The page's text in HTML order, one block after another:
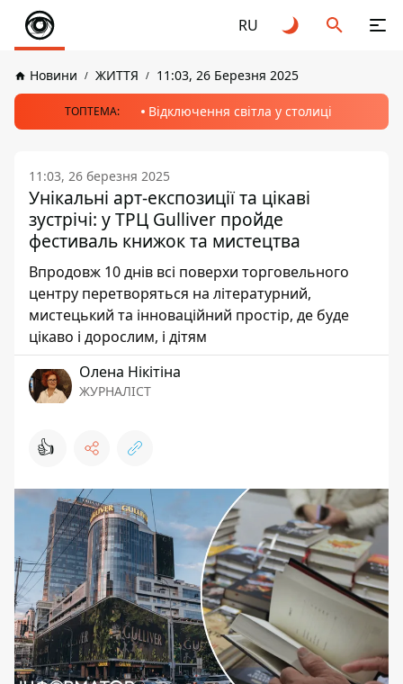
RU
Новини ЖИТТЯ 11:03, 26 Березня 2025
ТОПТЕМА: Відключення світла у столиці
11:03, 26 березня 2025
Унікальні арт-експозиції та цікаві
зустрічі: у ТРЦ Gulliver пройде
фестиваль книжок та мистецтва
Впродовж 10 днів всі поверхи торговельного
центру перетворяться на літературний,
мистецький та інноваційний простір, де буде
цікаво і дорослим, і дітям
Олена Нікітіна
ЖУРНАЛІСТ
👍